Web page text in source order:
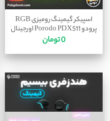
اسپیکر گیمینگ رومیزی RGB
پرودو Porodo PDX511 اورجینال
0تومان